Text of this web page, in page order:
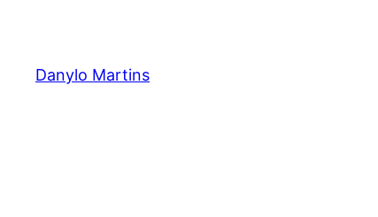
Danylo Martins